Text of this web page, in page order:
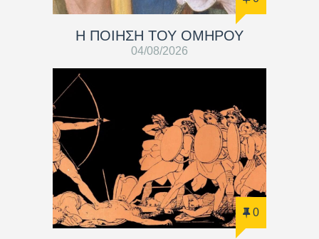
Η ΠΟΙΗΣΗ ΤΟΥ ΟΜΗΡΟΥ
04/08/2026
0